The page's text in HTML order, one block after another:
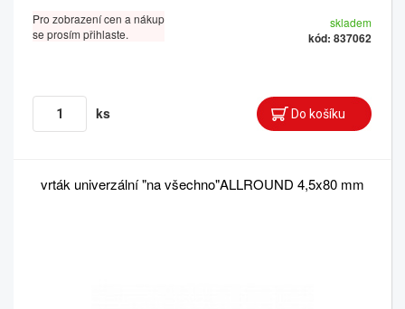
Pro zobrazení cen a nákup
se prosím přihlaste.
skladem
kód: 837062
ks
vrták univerzální "na všechno"ALLROUND 4,5x80 mm